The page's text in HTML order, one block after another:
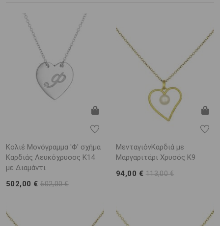
Κολιέ Μονόγραμμα 'Φ' σχήμα
Καρδιάς Λευκόχρυσος K14
με Διαμάντι
502,00 €602,00 €
ΜενταγιόνΚαρδιά με
Μαργαριτάρι Χρυσός K9
94,00 € 113,00 €